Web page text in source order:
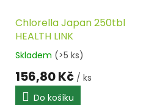
Chlorella Japan 250tbl
HEALTH LINK
Skladem (>5 ks)
156,80 Kč / ks
Do košíku